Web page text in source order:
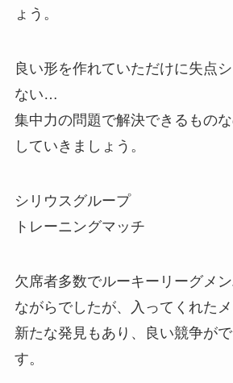
ょう。
良い形を作れていただけに失点
ない…
集中力の問題で解決できるもの
していきましょう。
シリウスグループ
トレーニングマッチ
欠席者多数でルーキーリーグメ
ながらでしたが、入ってくれたメ
新たな発見もあり、良い競争が
す。